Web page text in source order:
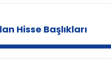
Hisse Başlıkları